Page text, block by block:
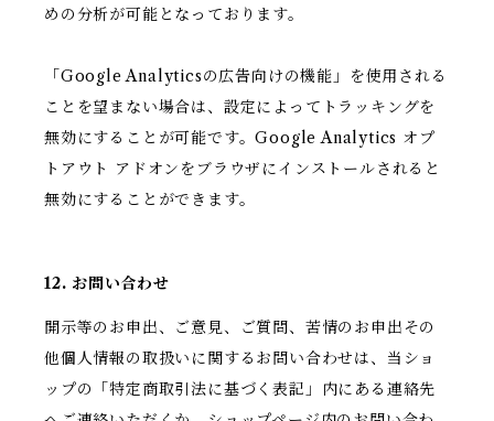
めの分析が可能となっております。
「Google Analyticsの広告向けの機能」を使用される
ことを望まない場合は、設定によってトラッキングを
無効にすることが可能です。Google Analytics オプ
トアウト アドオンをブラウザにインストールされると
無効にすることができます。
12. お問い合わせ
開示等のお申出、ご意見、ご質問、苦情のお申出その
他個人情報の取扱いに関するお問い合わせは、当ショ
ップの「特定商取引法に基づく表記」内にある連絡先